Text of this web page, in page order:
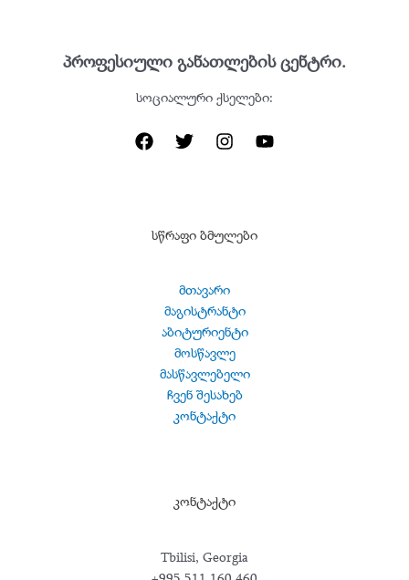
პროფესიული განათლების ცენტრი.
სოციალური ქსელები:
სწრაფი ბმულები
მთავარი
მაგისტრანტი
აბიტურიენტი
მოსწავლე
მასწავლებელი
ჩვენ შესახებ
კონტაქტი
კონტაქტი
Tbilisi, Georgia